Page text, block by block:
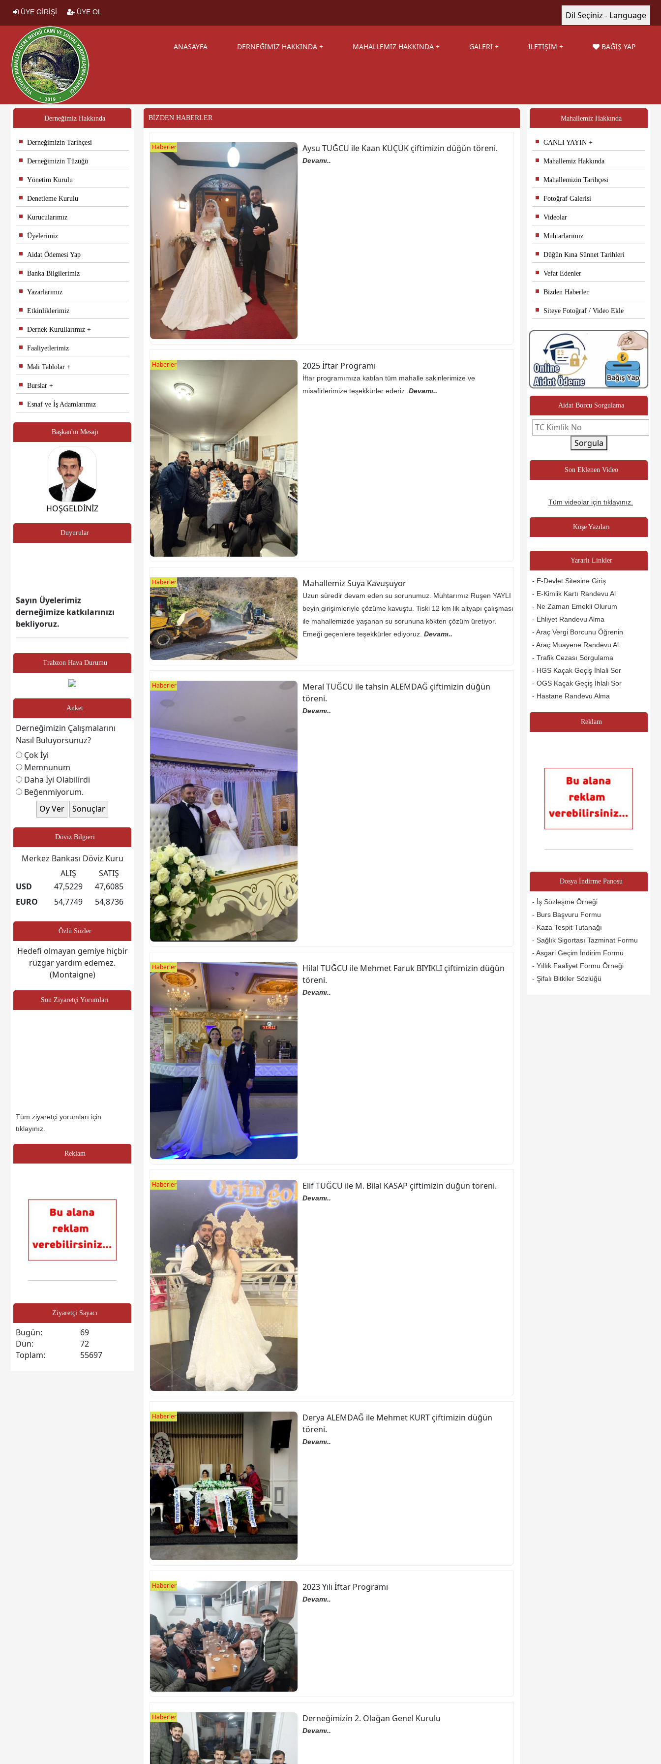
Dil Seçiniz - Language
ÜYE GİRİŞİ ÜYE OL
ANASAYFA DERNEĞİMİZ HAKKINDA MAHALLEMİZ HAKKINDA GALERİ İLETİŞİM BAĞIŞ YAP
Derneğimiz Hakkında
Derneğimizin Tarihçesi
Derneğimizin Tüzüğü
Yönetim Kurulu
Denetleme Kurulu
Kurucularımız
Üyelerimiz
Aidat Ödemesi Yap
Banka Bilgilerimiz
Yazarlarımız
Etkinliklerimiz
Dernek Kurullarımız
Faaliyetlerimiz
Mali Tablolar
Burslar
Esnaf ve İş Adamlarımız
Başkan'ın Mesajı
HOŞGELDİNİZ
Duyurular
Sayın Üyelerimiz
derneğimize katkılarınızı
bekliyoruz.
Trabzon Hava Durumu
Anket
Derneğimizin Çalışmalarını
Nasıl Buluyorsunuz?
Çok İyi
Memnunum
Daha İyi Olabilirdi
Beğenmiyorum.
Döviz Bilgieri
Merkez Bankası Döviz Kuru
ALIŞ
SATIŞ
USD
47,5229
47,6085
EURO
54,7749 54,8736
Özlü Sözler
Hedefi olmayan gemiye hiçbir
rüzgar yardım edemez.
(Montaigne)
Son Ziyaretçi Yorumları
Tüm ziyaretçi yorumları için
tıklayınız.
Reklam
Ziyaretçi Sayacı
Bugün:
69
Dün:
72
Toplam:
55697
BİZDEN HABERLER
Haberler Aysu TUĞCU ile Kaan KÜÇÜK çiftimizin düğün töreni.
Devamı..
Haberler 2025 İftar Programı
İftar programımıza katılan tüm mahalle sakinlerimize ve
misafirlerimize teşekkürler ederiz. Devamı..
Haberler Mahallemiz Suya Kavuşuyor
Uzun süredir devam eden su sorunumuz. Muhtarımız Ruşen YAYLI
beyin girişimleriyle çözüme kavuştu. Tiski 12 km lik altyapı çalışması
ile mahallemizde yaşanan su sorununa kökten çözüm üretiyor.
Emeği geçenlere teşekkürler ediyoruz. Devamı..
Haberler
Meral TUĞCU ile tahsin ALEMDAĞ çiftimizin düğün
töreni.
Devamı..
Haberler
Hilal TUĞCU ile Mehmet Faruk BIYIKLI çiftimizin düğün
töreni.
Devamı..
Haberler Elif TUĞCU ile M. Bilal KASAP çiftimizin düğün töreni.
Devamı..
Haberler
Derya ALEMDAĞ ile Mehmet KURT çiftimizin düğün
töreni.
Devamı..
Haberler 2023 Yılı İftar Programı
Devamı..
Haberler Derneğimizin 2. Olağan Genel Kurulu
Devamı..
Mahallemiz Hakkında
CANLI YAYIN
Mahallemiz Hakkında
Mahallemizin Tarihçesi
Fotoğraf Galerisi
Videolar
Muhtarlarımız
Düğün Kına Sünnet Tarihleri
Vefat Edenler
Bizden Haberler
Siteye Fotoğraf / Video Ekle
Aidat Borcu Sorgulama
Sorgula
Son Eklenen Video
Tüm videolar için tıklayınız.
Köşe Yazıları
Yararlı Linkler
- E-Devlet Sitesine Giriş
- E-Kimlik Kartı Randevu Al
- Ne Zaman Emekli Olurum
- Ehliyet Randevu Alma
- Araç Vergi Borcunu Öğrenin
- Araç Muayene Randevu Al
- Trafik Cezası Sorgulama
- HGS Kaçak Geçiş İhlali Sor
- OGS Kaçak Geçiş İhlali Sor
- Hastane Randevu Alma
Reklam
Dosya İndirme Panosu
- İş Sözleşme Örneği
- Burs Başvuru Formu
- Kaza Tespit Tutanağı
- Sağlık Sigortası Tazminat Formu
- Asgari Geçim İndirim Formu
- Yıllık Faaliyet Formu Örneği
- Şifalı Bitkiler Sözlüğü